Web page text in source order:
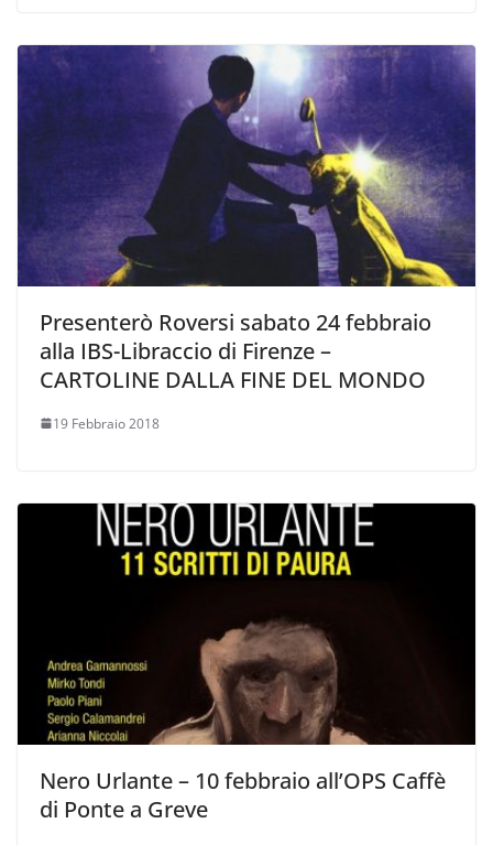
Presenterò Roversi sabato 24 febbraio
alla IBS-Libraccio di Firenze –
CARTOLINE DALLA FINE DEL MONDO
19 Febbraio 2018
Nero Urlante – 10 febbraio all’OPS Caffè
di Ponte a Greve